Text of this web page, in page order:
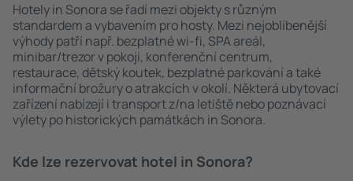
Hotely in Sonora se řadí mezi objekty s různým
standardem a vybavením pro hosty. Mezi nejoblíbenější
výhody patří např. bezplatné wi-fi, SPA areál,
minibar/trezor v pokoji, konferenční centrum,
restaurace, dětský koutek, bezplatné parkování a také
informační brožury o atrakcích v okolí. Některá ubytovací
zařízení nabízejí i transport z/na letiště nebo poznávací
výlety po historických památkách in Sonora.
Kde lze rezervovat hotel in Sonora?